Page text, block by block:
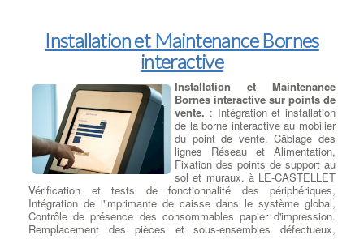
Installation et Maintenance Bornes
interactive
Installation et Maintenance
Bornes interactive sur points de
vente. : Intégration et installation
de la borne interactive au mobilier
du point de vente. Câblage des
lignes Réseau et Alimentation,
Fixation des points de support au
sol et muraux. à LE-CASTELLET
Vérification et tests de fonctionnalité des périphériques,
Intégration de l'imprimante de caisse dans le système global,
Contrôle de présence des consommables papier d'impression.
Remplacement des pièces et sous-ensembles défectueux,